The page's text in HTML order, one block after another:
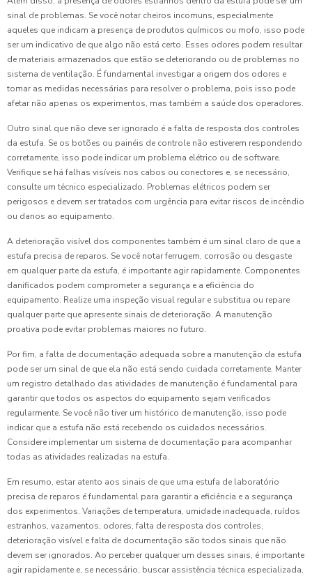
sinal de problemas. Se você notar cheiros incomuns, especialmente
aqueles que indicam a presença de produtos químicos ou mofo, isso pode
ser um indicativo de que algo não está certo. Esses odores podem resultar
de materiais armazenados que estão se deteriorando ou de problemas no
sistema de ventilação. É fundamental investigar a origem dos odores e
tomar as medidas necessárias para resolver o problema, pois isso pode
afetar não apenas os experimentos, mas também a saúde dos operadores.
Outro sinal que não deve ser ignorado é a falta de resposta dos controles
da estufa. Se os botões ou painéis de controle não estiverem respondendo
corretamente, isso pode indicar um problema elétrico ou de software.
Verifique se há falhas visíveis nos cabos ou conectores e, se necessário,
consulte um técnico especializado. Problemas elétricos podem ser
perigosos e devem ser tratados com urgência para evitar riscos de incêndio
ou danos ao equipamento.
A deterioração visível dos componentes também é um sinal claro de que a
estufa precisa de reparos. Se você notar ferrugem, corrosão ou desgaste
em qualquer parte da estufa, é importante agir rapidamente. Componentes
danificados podem comprometer a segurança e a eficiência do
equipamento. Realize uma inspeção visual regular e substitua ou repare
qualquer parte que apresente sinais de deterioração. A manutenção
proativa pode evitar problemas maiores no futuro.
Por fim, a falta de documentação adequada sobre a manutenção da estufa
pode ser um sinal de que ela não está sendo cuidada corretamente. Manter
um registro detalhado das atividades de manutenção é fundamental para
garantir que todos os aspectos do equipamento sejam verificados
regularmente. Se você não tiver um histórico de manutenção, isso pode
indicar que a estufa não está recebendo os cuidados necessários.
Considere implementar um sistema de documentação para acompanhar
todas as atividades realizadas na estufa.
Em resumo, estar atento aos sinais de que uma estufa de laboratório
precisa de reparos é fundamental para garantir a eficiência e a segurança
dos experimentos. Variações de temperatura, umidade inadequada, ruídos
estranhos, vazamentos, odores, falta de resposta dos controles,
deterioração visível e falta de documentação são todos sinais que não
devem ser ignorados. Ao perceber qualquer um desses sinais, é importante
agir rapidamente e, se necessário, buscar assistência técnica especializada,